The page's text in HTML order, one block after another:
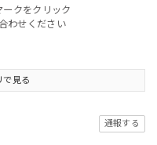
クをクリック
わせください
で見る
通報する